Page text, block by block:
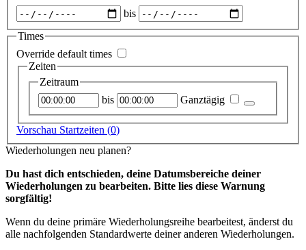
Zeitraum
auswählen
bis
Times
Override default times
Zeiten
Zeitraum
Startzeitpunkt bis Endzeitpunkt Ganztägig
Vorschau Startzeiten (0)
Wiederholungen neu planen?
Du hast dich entschieden, deine Datumsbereiche deiner
Wiederholungen zu bearbeiten. Bitte lies diese Warnung
sorgfältig!
Wenn du deine primäre Wiederholungsreihe bearbeitest, änderst du
alle nachfolgenden Standardwerte deiner anderen Wiederholungen.